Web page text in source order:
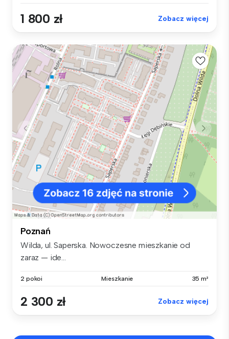
1 800 zł Zobacz więcej
Poznań
Wilda, ul. Saperska. Nowoczesne mieszkanie od
zaraz — ide...
2 pokoi Mieszkanie 35 m²
2 300 zł Zobacz więcej